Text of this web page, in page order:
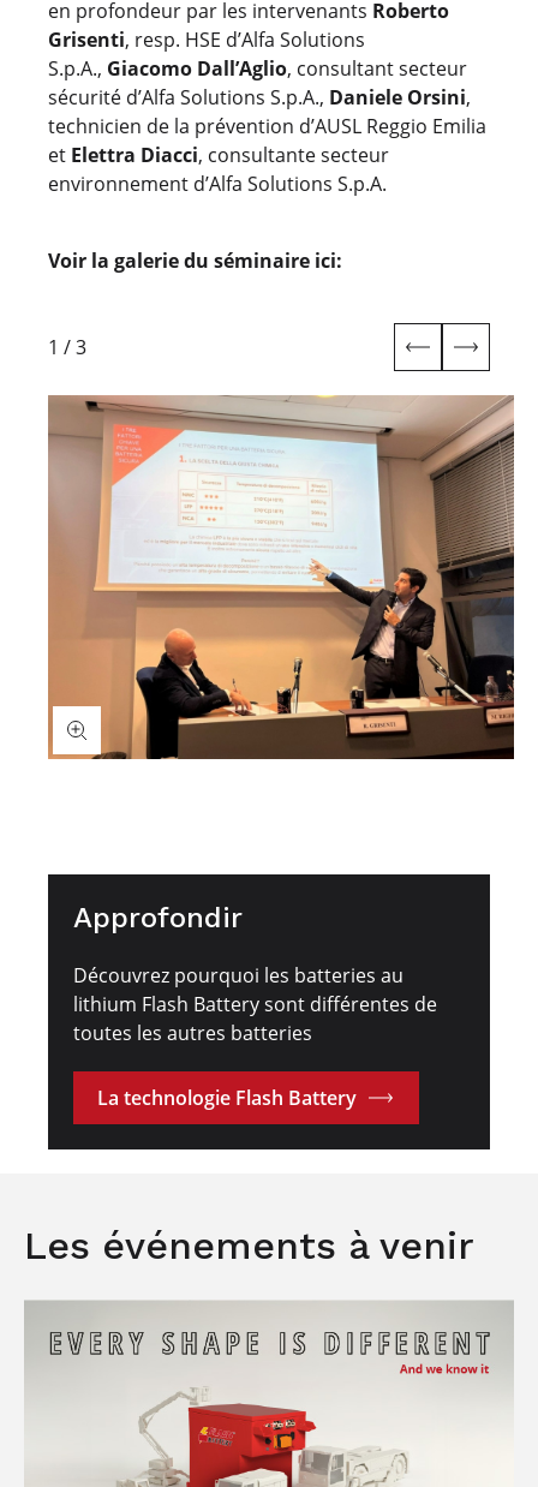
en profondeur par les intervenants Roberto
Grisenti, resp. HSE d’Alfa Solutions
S.p.A., Giacomo Dall’Aglio, consultant secteur
sécurité d’Alfa Solutions S.p.A., Daniele Orsini,
technicien de la prévention d’AUSL Reggio Emilia
et Elettra Diacci, consultante secteur
environnement d’Alfa Solutions S.p.A.
Voir la galerie du séminaire ici:
1 /3
Approfondir
Découvrez pourquoi les batteries au
lithium Flash Battery sont différentes de
toutes les autres batteries
La technologie Flash Battery
Les événements à venir